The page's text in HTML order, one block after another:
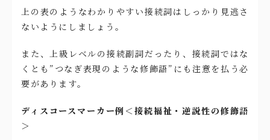
上の表のようなわかりやすい接続詞はしっかり見逃さ
ないようにしましょう。
また、上級レベルの接続副詞だったり、接続詞ではな
くとも”つなぎ表現のような修飾語”にも注意を払う必
要があります。
ディスコースマーカー例＜接続福祉・逆説性の修飾語
＞